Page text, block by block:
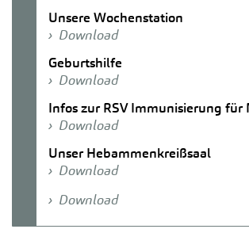
Unsere Wochenstation
Download
Geburtshilfe
Download
Infos zur RSV Immunisierung für
Download
Unser Hebammenkreißsaal
Download
Download